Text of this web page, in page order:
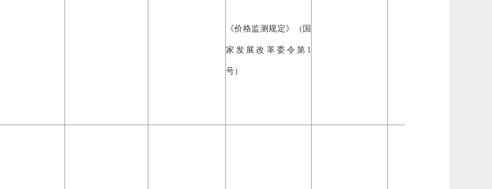
《价格监测规定》（国
家发展改革委令第1
号）